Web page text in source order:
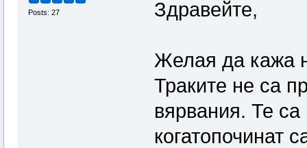
Posts: 27 Здравейте,
Желая да кажа
Траките не са
вярвания. Те
когатопочинат